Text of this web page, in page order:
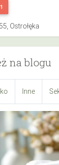
Ostrołęka
na blogu
Inne